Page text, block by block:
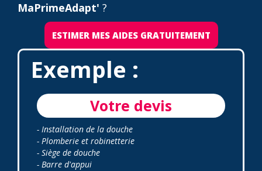
MaPrimeAdapt' ?
ESTIMER MES AIDES GRATUITEMENT
Exemple :
Votre devis
- Installation de la douche
- Plomberie et robinetterie
- Siège de douche
- Barre d'appui